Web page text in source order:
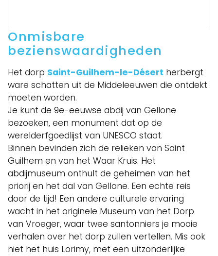
Onmisbare
bezienswaardigheden
Het dorp Saint-Guilhem-le-Désert herbergt
ware schatten uit de Middeleeuwen die ontdekt
moeten worden.
Je kunt de 9e-eeuwse abdij van Gellone
bezoeken, een monument dat op de
werelderfgoedlijst van UNESCO staat.
Binnen bevinden zich de relieken van Saint
Guilhem en van het Waar Kruis. Het
abdijmuseum onthult de geheimen van het
priorij en het dal van Gellone. Een echte reis
door de tijd! Een andere culturele ervaring
wacht in het originele Museum van het Dorp
van Vroeger, waar twee santonniers je mooie
verhalen over het dorp zullen vertellen. Mis ook
niet het huis Lorimy, met een uitzonderlijke